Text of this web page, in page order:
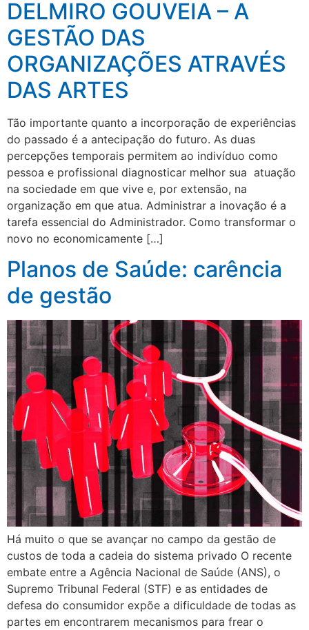
DELMIRO GOUVEIA – A
GESTÃO DAS
ORGANIZAÇÕES ATRAVÉS
DAS ARTES
Tão importante quanto a incorporação de experiências
do passado é a antecipação do futuro. As duas
percepções temporais permitem ao indivíduo como
pessoa e profissional diagnosticar melhor sua atuação
na sociedade em que vive e, por extensão, na
organização em que atua. Administrar a inovação é a
tarefa essencial do Administrador. Como transformar o
novo no economicamente […]
Planos de Saúde: carência
de gestão
Há muito o que se avançar no campo da gestão de
custos de toda a cadeia do sistema privado O recente
embate entre a Agência Nacional de Saúde (ANS), o
Supremo Tribunal Federal (STF) e as entidades de
defesa do consumidor expõe a dificuldade de todas as
partes em encontrarem mecanismos para frear o